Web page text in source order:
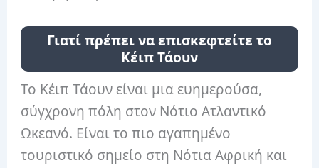
Γιατί πρέπει να επισκεφτείτε το
Κέιπ Τάουν
Το Κέιπ Τάουν είναι μια ευημερούσα,
σύγχρονη πόλη στον Νότιο Ατλαντικό
Ωκεανό. Είναι το πιο αγαπημένο
τουριστικό σημείο στη Νότια Αφρική και